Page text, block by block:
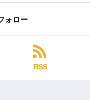
ォロー
RSS